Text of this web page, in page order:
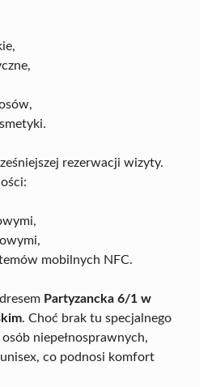
rezerwacji wizyty.
mobilnych NFC.
Partyzancka 6/1 w
. Choć brak tu specjalnego
niepełnosprawnych,
co podnosi komfort